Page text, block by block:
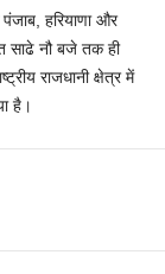
हरियाणा और
साढे नौ बजे तक ही
राजधानी क्षेत्र में
है।